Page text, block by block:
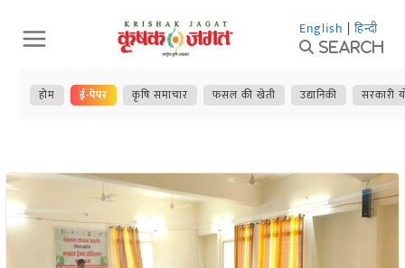
Skip
to
content
English | हिन्दी
Search
होम ई-पेपर कृषि समाचार फसल की खेती उद्यानिकी सरकारी